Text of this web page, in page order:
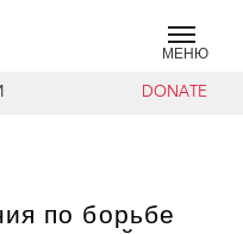
МЕНЮ
DONATE
по борьбе